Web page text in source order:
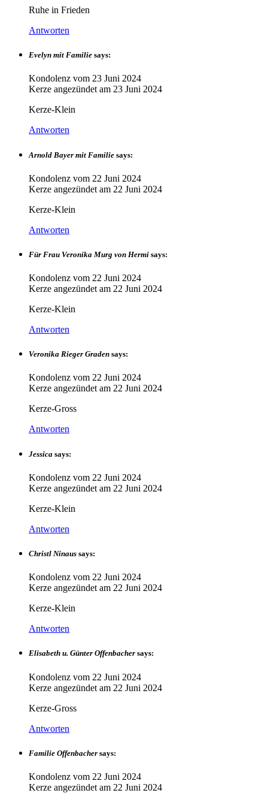
Ruhe in Frieden
Antworten
Evelyn mit Familie says:
Kondolenz vom 23 Juni 2024
Kerze angezündet am 23 Juni 2024
Kerze-Klein
Antworten
Arnold Bayer mit Familie says:
Kondolenz vom 22 Juni 2024
Kerze angezündet am 22 Juni 2024
Kerze-Klein
Antworten
Für Frau Veronika Murg von Hermi says:
Kondolenz vom 22 Juni 2024
Kerze angezündet am 22 Juni 2024
Kerze-Klein
Antworten
Veronika Rieger Graden says:
Kondolenz vom 22 Juni 2024
Kerze angezündet am 22 Juni 2024
Kerze-Gross
Antworten
Jessica says:
Kondolenz vom 22 Juni 2024
Kerze angezündet am 22 Juni 2024
Kerze-Klein
Antworten
Christl Ninaus says:
Kondolenz vom 22 Juni 2024
Kerze angezündet am 22 Juni 2024
Kerze-Klein
Antworten
Elisabeth u. Günter Offenbacher says:
Kondolenz vom 22 Juni 2024
Kerze angezündet am 22 Juni 2024
Kerze-Gross
Antworten
Familie Offenbacher says:
Kondolenz vom 22 Juni 2024
Kerze angezündet am 22 Juni 2024